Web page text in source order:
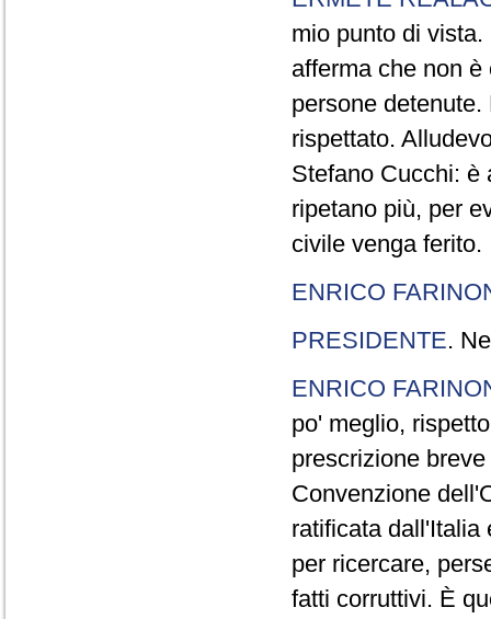
mio punto di
afferma che non
persone
rispettato.
Stefano Cucchi: è
ripetano più, per
civile venga ferito.
ENRICO
PRESIDENTE.
ENRICO
po' meglio,
prescrizione
Convenzione
ratificata dall'Italia
per ricercare,
fatti corruttivi. È